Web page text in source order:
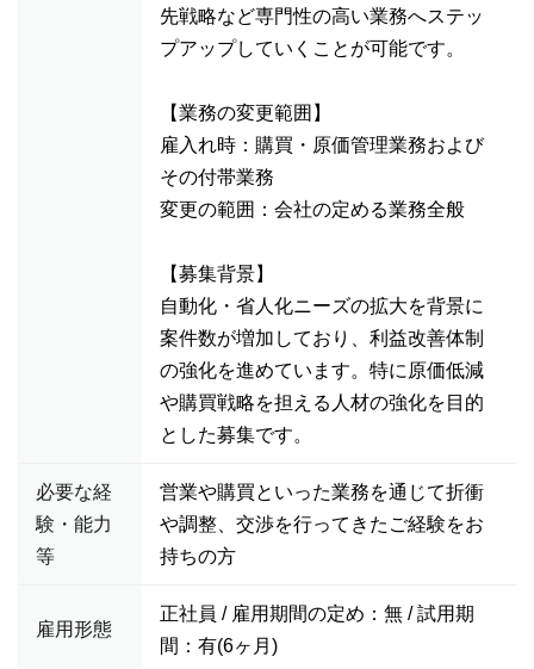
先戦略など専門性の高い業務へステッ
プアップしていくことが可能です。
【業務の変更範囲】
雇入れ時：購買・原価管理業務および
その付帯業務
変更の範囲：会社の定める業務全般
【募集背景】
自動化・省人化ニーズの拡大を背景に
案件数が増加しており、利益改善体制
の強化を進めています。特に原価低減
や購買戦略を担える人材の強化を目的
とした募集です。
必要な経
験・能力
等
営業や購買といった業務を通じて折衝
や調整、交渉を行ってきたご経験をお
持ちの方
雇用形態
正社員 / 雇用期間の定め：無 / 試用期
間：有(6ヶ月)